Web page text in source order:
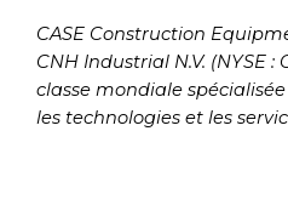
CASE Construction
CNH Industrial N.V. (NYSE :
classe mondiale
les technologies et les